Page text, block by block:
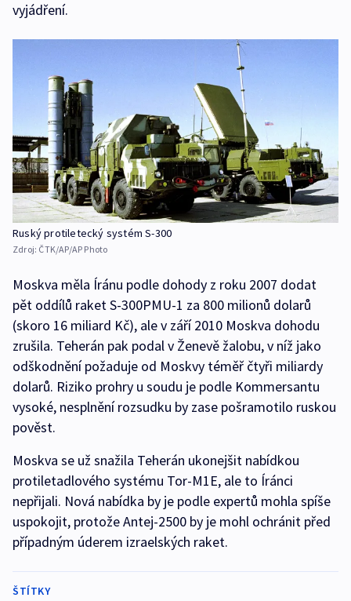
vyjádření.
Ruský protiletecký systém S-300
Zdroj: ČTK/AP/AP Photo
Moskva měla Íránu podle dohody z roku 2007 dodat
pět oddílů raket S-300PMU-1 za 800 milionů dolarů
(skoro 16 miliard Kč), ale v září 2010 Moskva dohodu
zrušila. Teherán pak podal v Ženevě žalobu, v níž jako
odškodnění požaduje od Moskvy téměř čtyři miliardy
dolarů. Riziko prohry u soudu je podle Kommersantu
vysoké, nesplnění rozsudku by zase pošramotilo ruskou
pověst.
Moskva se už snažila Teherán ukonejšit nabídkou
protiletadlového systému Tor-M1E, ale to Íránci
nepřijali. Nová nabídka by je podle expertů mohla spíše
uspokojit, protože Antej-2500 by je mohl ochránit před
případným úderem izraelských raket.
ŠTÍTKY